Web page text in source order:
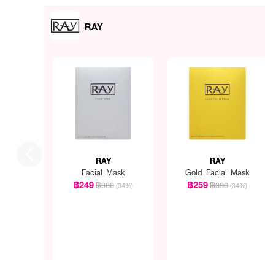
RAY
RAY
Facial Mask
฿249฿380 (34%)
RAY
Gold Facial Mask
฿259฿390 (34%)